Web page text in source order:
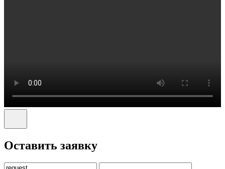
Оставить заявку